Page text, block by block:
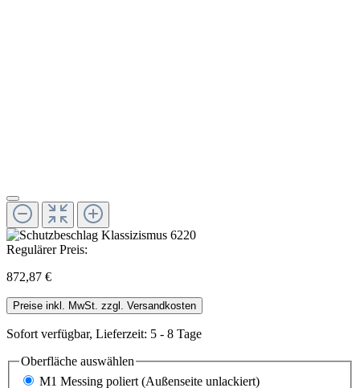
Regulärer Preis:
872,87 €
Preise inkl. MwSt. zzgl. Versandkosten
Sofort verfügbar, Lieferzeit: 5 - 8 Tage
Oberfläche auswählen
M1 Messing poliert (Außenseite unlackiert)